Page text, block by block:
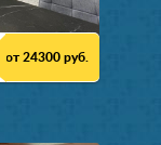
от 24300 руб.